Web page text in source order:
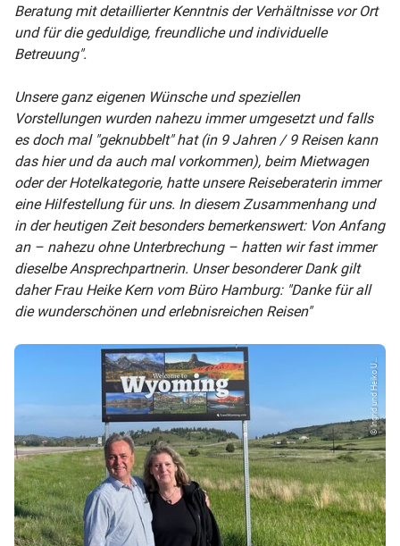
Beratung mit detaillierter Kenntnis der Verhältnisse vor Ort
und für die geduldige, freundliche und individuelle
Betreuung".
Unsere ganz eigenen Wünsche und speziellen
Vorstellungen wurden nahezu immer umgesetzt und falls
es doch mal "geknubbelt" hat (in 9 Jahren / 9 Reisen kann
das hier und da auch mal vorkommen), beim Mietwagen
oder der Hotelkategorie, hatte unsere Reiseberaterin immer
eine Hilfestellung für uns. In diesem Zusammenhang und
in der heutigen Zeit besonders bemerkenswert: Von Anfang
an – nahezu ohne Unterbrechung – hatten wir fast immer
dieselbe Ansprechpartnerin. Unser besonderer Dank gilt
daher Frau Heike Kern vom Büro Hamburg: "Danke für all
die wunderschönen und erlebnisreichen Reisen"
© Ingrid und Heiko U...